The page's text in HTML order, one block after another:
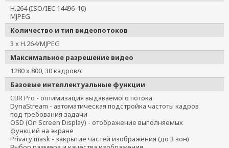
H.264 (ISO/IEC 14496-10)
MJPEG
Количество и тип видеопотоков
3 x H.264/MJPEG
Максимальное разрешение видео
1280 x 800, 30 кадров/с
Базовые интеллектуальные функции
CBR Pro - оптимизация выдаваемого потока
DynaStream - автоматическая подстройка частоты кадров
под требования задачи
OSD (On Screen Display) - отображение выполняемых
функций на экране
Privacy mask - закрытие частей изображения (до 3 зон)